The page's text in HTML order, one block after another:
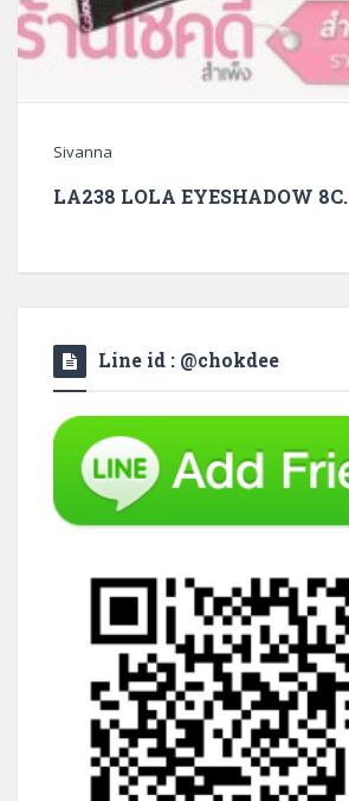
Sivanna
LA238 LOLA EYESHADOW 8C.
Line id : @chokdee